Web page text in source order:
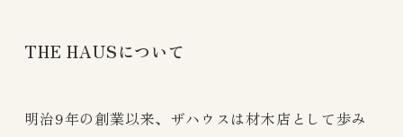
THE HAUSについて
明治9年の創業以来、ザハウスは材木店として歩み